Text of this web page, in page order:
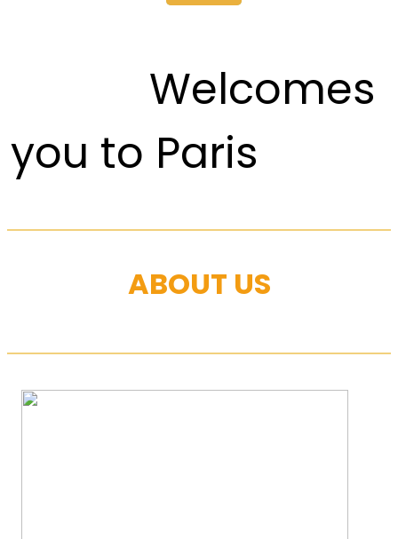
Welcomes
you to Paris
ABOUT US